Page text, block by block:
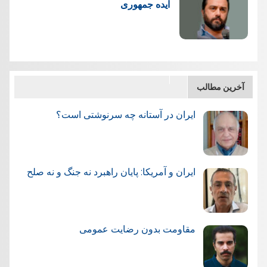
ایده جمهوری
آخرین مطالب
ایران در آستانه چه سرنوشتی است؟
ایران و آمریکا: پایان راهبرد نه جنگ و نه صلح
مقاومت بدون رضایت عمومی